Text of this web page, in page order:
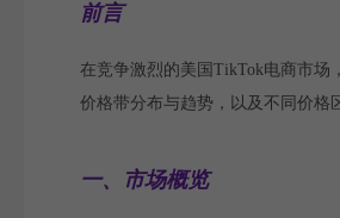
前言
在竞争激烈的美国TikTok电商市场
价格带分布与趋势，以及不同价格
一、市场概览